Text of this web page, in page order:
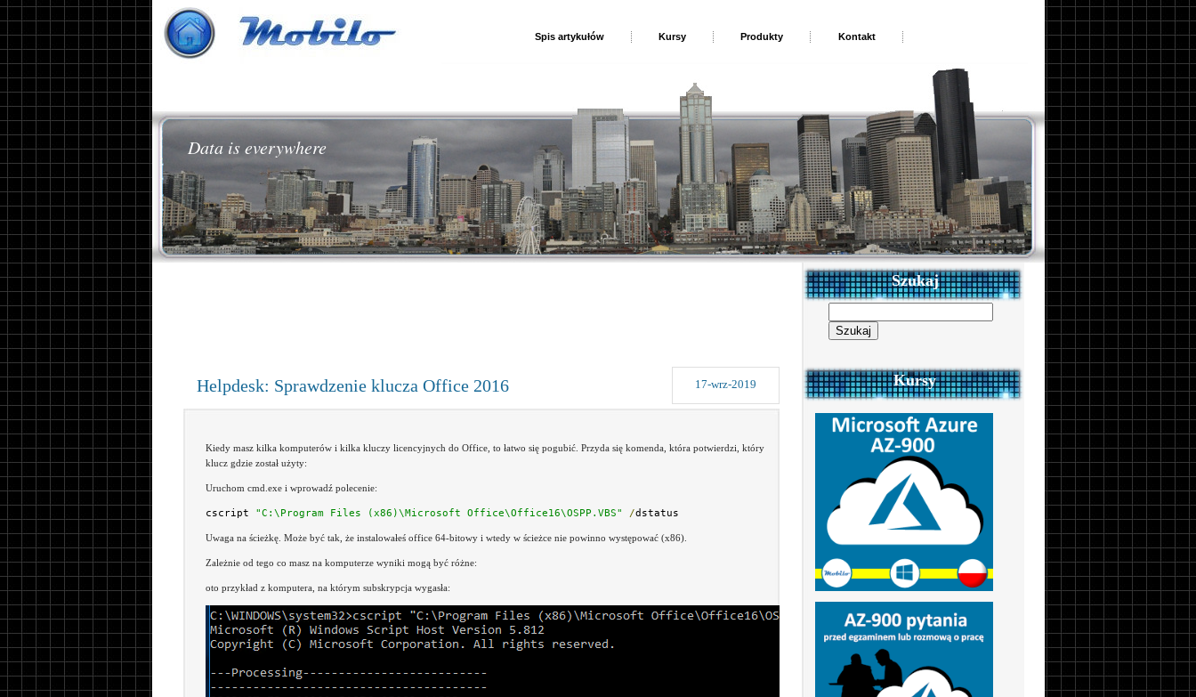
Spis artykułów Kursy Produkty Kontakt
Data is everywhere
Helpdesk: Sprawdzenie klucza Office 2016 17-wrz-2019
Kiedy masz kilka komputerów i kilka kluczy licencyjnych do Office, to łatwo się pogubić. Przyda się komenda, która potwierdzi, który
klucz gdzie został użyty:
Uruchom cmd.exe i wprowadź polecenie:
cscript "C:\Program Files (x86)\Microsoft Office\Office16\OSPP.VBS" /dstatus
Uwaga na ścieżkę. Może być tak, że instalowałeś office 64-bitowy i wtedy w ścieżce nie powinno występować (x86).
Zależnie od tego co masz na komputerze wyniki mogą być różne:
oto przykład z komputera, na którym subskrypcja wygasła:
Szukaj
Kursy